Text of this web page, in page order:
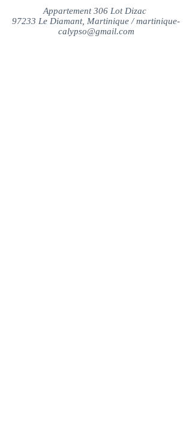
Appartement 306 Lot Dizac
97233 Le Diamant, Martinique /martinique-
calypso@gmail.com